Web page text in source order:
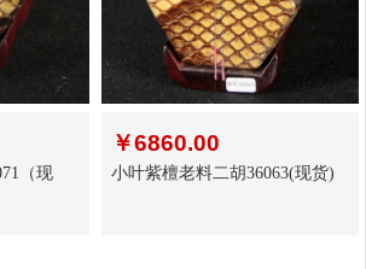
（现
￥6860.00
小叶紫檀老料二胡36063(现货)